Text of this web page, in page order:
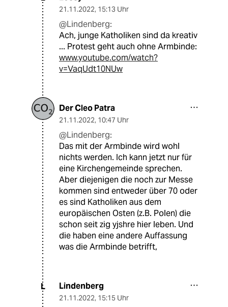
21.11.2022, 15:13 Uhr
@Lindenberg:
Ach, junge Katholiken sind da kreativ
... Protest geht auch ohne Armbinde:
www.youtube.com/watch?
v=VaqUdt10NUw
Der Cleo Patra
21.11.2022, 10:47 Uhr
@Lindenberg:
Das mit der Armbinde wird wohl
nichts werden. Ich kann jetzt nur für
eine Kirchengemeinde sprechen.
Aber diejenigen die noch zur Messe
kommen sind entweder über 70 oder
es sind Katholiken aus dem
europäischen Osten (z.B. Polen) die
schon seit zig yjshre hier leben. Und
die haben eine andere Auffassung
was die Armbinde betrifft,
L Lindenberg
21.11.2022, 15:15 Uhr